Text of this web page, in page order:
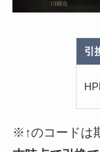
引
※↑のコードは